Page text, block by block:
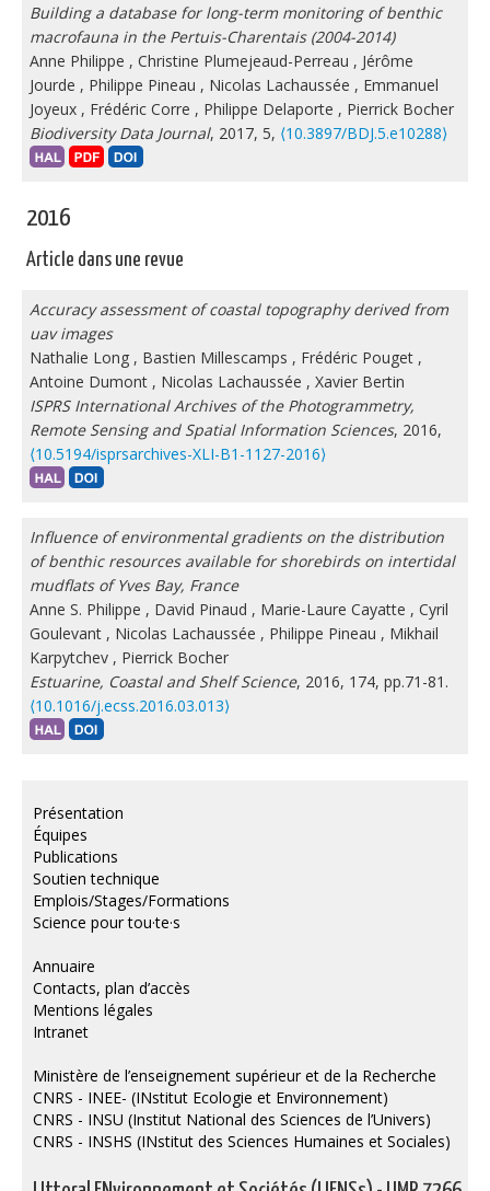
Building a database for long-term monitoring of benthic
macrofauna in the Pertuis-Charentais (2004-2014)
Anne Philippe , Christine Plumejeaud-Perreau , Jérôme
Jourde , Philippe Pineau , Nicolas Lachaussée , Emmanuel
Joyeux , Frédéric Corre , Philippe Delaporte , Pierrick Bocher
Biodiversity Data Journal, 2017, 5, ⟨10.3897/BDJ.5.e10288⟩
2016
Article dans une revue
Accuracy assessment of coastal topography derived from
uav images
Nathalie Long , Bastien Millescamps , Frédéric Pouget ,
Antoine Dumont , Nicolas Lachaussée , Xavier Bertin
ISPRS International Archives of the Photogrammetry,
Remote Sensing and Spatial Information Sciences, 2016,
⟨10.5194/isprsarchives-XLI-B1-1127-2016⟩
Influence of environmental gradients on the distribution
of benthic resources available for shorebirds on intertidal
mudflats of Yves Bay, France
Anne S. Philippe , David Pinaud , Marie-Laure Cayatte , Cyril
Goulevant , Nicolas Lachaussée , Philippe Pineau , Mikhail
Karpytchev , Pierrick Bocher
Estuarine, Coastal and Shelf Science, 2016, 174, pp.71-81.
⟨10.1016/j.ecss.2016.03.013⟩
Présentation
Équipes
Publications
Soutien technique
Emplois/Stages/Formations
Science pour tou·te·s
Annuaire
Contacts, plan d’accès
Mentions légales
Intranet
Ministère de l’enseignement supérieur et de la Recherche
CNRS - INEE- (INstitut Ecologie et Environnement)
CNRS - INSU (Institut National des Sciences de l’Univers)
CNRS - INSHS (INstitut des Sciences Humaines et Sociales)